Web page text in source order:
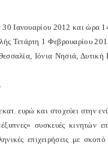
30 Ιανουαρίου 2012 και ώρα
Τετάρτη 1 Φεβρουαρίου
Ιόνια Νησιά,
ευρώ και στοχεύει στην
συσκευές κινητών
επιχειρήσεις με